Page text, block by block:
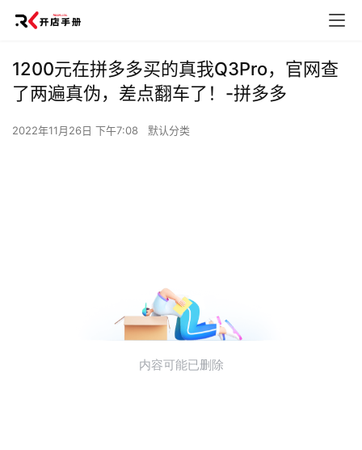
1200元在拼多多买的真我Q3Pro，官网查
了两遍真伪，差点翻车了！-拼多多
2022年11月26日 下午7:08 默认分类